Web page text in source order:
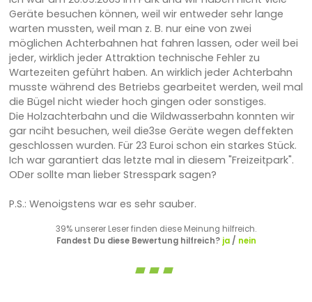
Geräte besuchen können, weil wir entweder sehr lange
warten mussten, weil man z. B. nur eine von zwei
möglichen Achterbahnen hat fahren lassen, oder weil bei
jeder, wirklich jeder Attraktion technische Fehler zu
Wartezeiten geführt haben. An wirklich jeder Achterbahn
musste während des Betriebs gearbeitet werden, weil mal
die Bügel nicht wieder hoch gingen oder sonstiges.
Die Holzachterbahn und die Wildwasserbahn konnten wir
gar nciht besuchen, weil die3se Geräte wegen deffekten
geschlossen wurden. Für 23 Euroi schon ein starkes Stück.
Ich war garantiert das letzte mal in diesem "Freizeitpark".
ODer sollte man lieber Stresspark sagen?
P.S.: Wenoigstens war es sehr sauber.
39% unserer Leser finden diese Meinung hilfreich.
Fandest Du diese Bewertung hilfreich? ja/ nein